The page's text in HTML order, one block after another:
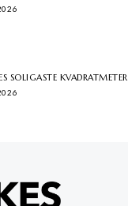
SOLIGASTE KVADRATMETER